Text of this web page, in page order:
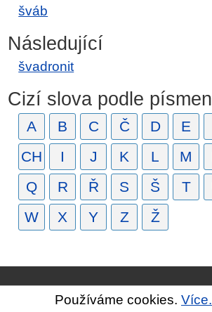
šváb
Následující
švadronit
Cizí slova podle písmen
A B C Č D E
CH
I J K L M
Q
R Ř S Š T
W
X Y Z Ž
Používáme cookies. Více.